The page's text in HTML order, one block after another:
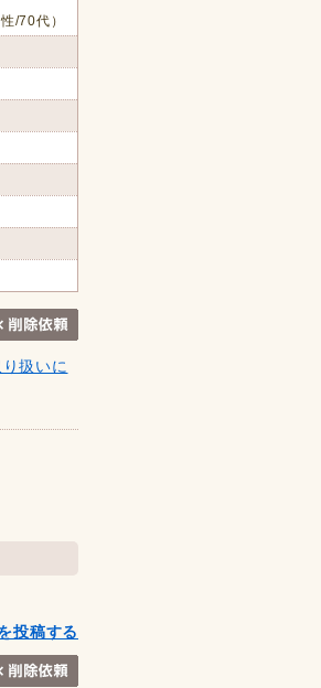
/70代）
扱いに
投稿する